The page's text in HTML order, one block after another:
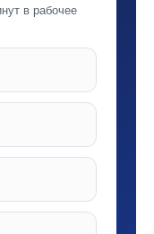
в рабочее